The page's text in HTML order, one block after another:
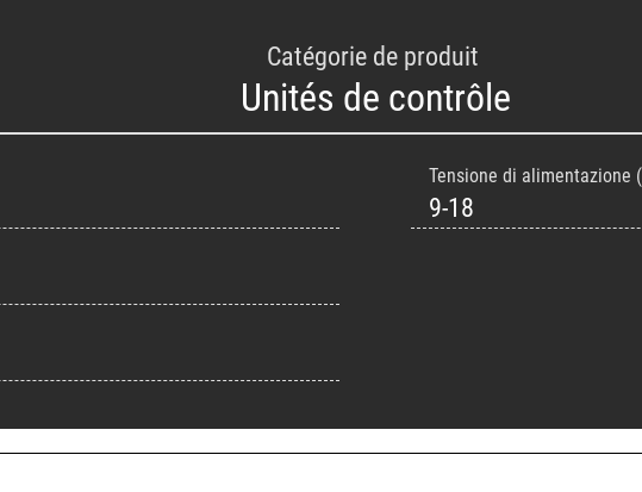
Catégorie de produit
Unités de contrôle
Tensione di alimentazione
9-18